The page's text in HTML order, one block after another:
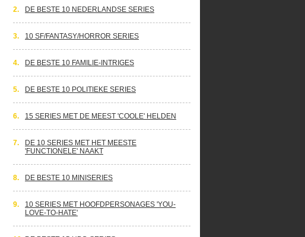
2. DE BESTE 10 NEDERLANDSE SERIES
3. 10 SF/FANTASY/HORROR SERIES
4. DE BESTE 10 FAMILIE-INTRIGES
5. DE BESTE 10 POLITIEKE SERIES
6. 15 SERIES MET DE MEEST 'COOLE' HELDEN
7.
DE 10 SERIES MET HET MEESTE
'FUNCTIONELE' NAAKT
8. DE BESTE 10 MINISERIES
9.
10 SERIES MET HOOFDPERSONAGES 'YOU-
LOVE-TO-HATE'